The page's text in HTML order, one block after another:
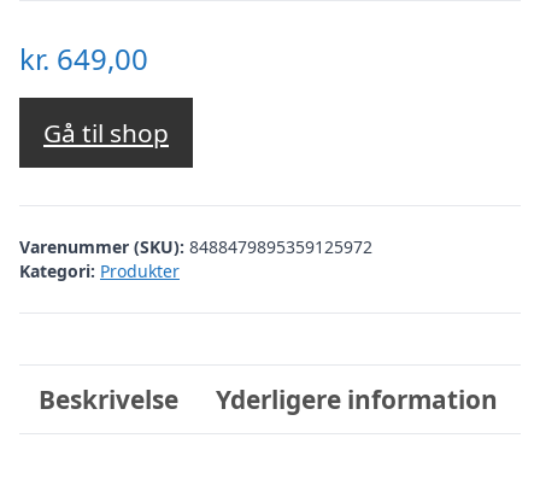
kr. 649,00
Gå til shop
Varenummer (SKU): 8488479895359125972
Kategori: Produkter
Beskrivelse Yderligere information